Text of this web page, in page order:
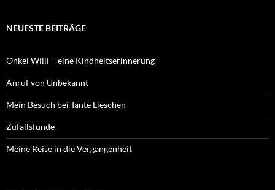
NEUESTE BEITRÄGE
Onkel Willi – eine Kindheitserinnerung
Anruf von Unbekannt
Mein Besuch bei Tante Lieschen
Zufallsfunde
Meine Reise in die Vergangenheit